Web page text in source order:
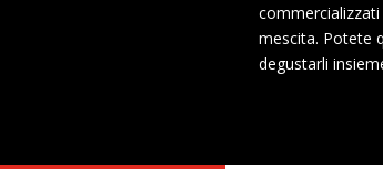
commercializzati
mescita. Potete
degustarli